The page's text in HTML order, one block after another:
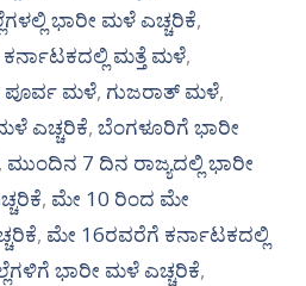
ಭಾರೀ ಮಳೆ ಎಚ್ಚರಿಕೆ,
ಕರ್ನಾಟಕದಲ್ಲಿ ಮತ್ತೆ ಮಳೆ,
ಪೂರ್ವ ಮಳೆ, ಗುಜರಾತ್ ಮಳೆ,
ಎಚ್ಚರಿಕೆ, ಬೆಂಗಳೂರಿಗೆ ಭಾರೀ
, ಮುಂದಿನ 7 ದಿನ ರಾಜ್ಯದಲ್ಲಿ ಭಾರೀ
, ಮೇ 10 ರಿಂದ ಮೇ
, ಮೇ 16ರವರೆಗೆ ಕರ್ನಾಟಕದಲ್ಲಿ
ಭಾರೀ ಮಳೆ ಎಚ್ಚರಿಕೆ,